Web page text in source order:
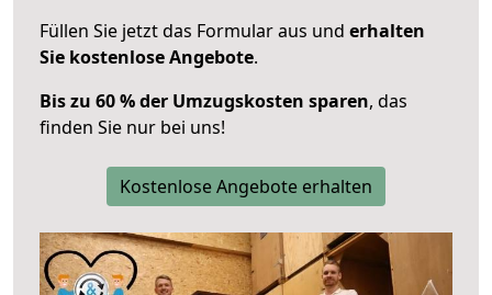
Füllen Sie jetzt das Formular aus und erhalten
Sie kostenlose Angebote.
Bis zu 60 % der Umzugskosten sparen, das
finden Sie nur bei uns!
Kostenlose Angebote erhalten